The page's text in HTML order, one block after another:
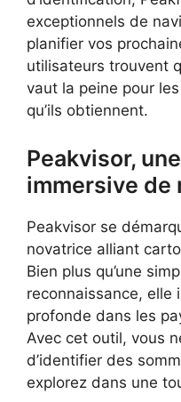
exceptionnels de
planifier vos
utilisateurs trouvent
vaut la peine pour
qu’ils obtiennent.
Peakvisor,
immersive
Peakvisor se
novatrice alliant
Bien plus qu’une
reconnaissance, elle
profonde dans les
Avec cet outil, vous
d’identifier des
explorez dans une